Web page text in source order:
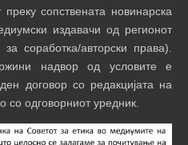
преку сопствената новинарска
издавачи од регионот
соработка/авторски права).
надвор од условите е
договор со редакцијата на
со одговорниот уредник.